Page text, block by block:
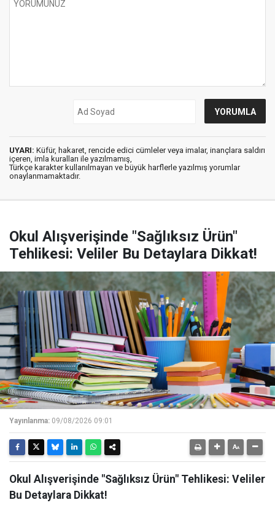
UYARI: Küfür, hakaret, rencide edici cümleler veya imalar, inançlara saldırı
içeren, imla kuralları ile yazılmamış,
Türkçe karakter kullanılmayan ve büyük harflerle yazılmış yorumlar
onaylanmamaktadır.
Okul Alışverişinde "Sağlıksız Ürün"
Tehlikesi: Veliler Bu Detaylara Dikkat!
Yayınlanma: 09/08/2026 09:01
Okul Alışverişinde "Sağlıksız Ürün" Tehlikesi: Veliler
Bu Detaylara Dikkat!